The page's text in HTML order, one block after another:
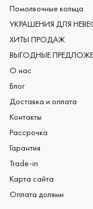
Женские обручальные
Обручальные кольца из
Дизайнерские
Черные обручальные
Помолвочные кольца
УКРАШЕНИЯ ДЛЯ
ХИТЫ ПРОДАЖ
ВЫГОДНЫЕ
О нас
Блог
Доставка и оплата
Контакты
Рассрочка
Гарантия
Trade-in
Карта сайта
Оплата долями